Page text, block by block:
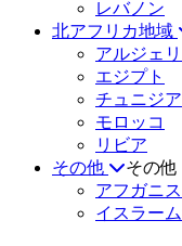
レバノン
北アフリカ地域
アルジェ
エジプト
チュニジア
モロッコ
リビア
その他
その他
アフガニ
イスラー